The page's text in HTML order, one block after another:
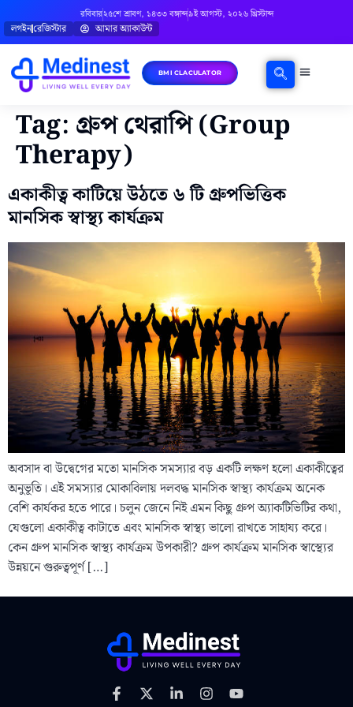
রবিবার২৫শে শ্রাবণ, ১৪৩৩ বঙ্গাব্দ৯ই আগস্ট, ২০২৬ খ্রিস্টাব্দ
লগইনরেজিস্টার আমার অ্যাকাউন্ট
BMI CLACULATOR
Tag: গ্রুপ থেরাপি (Group
Therapy)
একাকীত্ব কাটিয়ে উঠতে ৬ টি গ্রুপভিত্তিক
মানসিক স্বাস্থ্য কার্যক্রম
অবসাদ বা উদ্বেগের মতো মানসিক সমস্যার বড় একটি লক্ষণ হলো একাকীত্বের
অনুভূতি। এই সমস্যার মোকাবিলায় দলবদ্ধ মানসিক স্বাস্থ্য কার্যক্রম অনেক
বেশি কার্যকর হতে পারে। চলুন জেনে নিই এমন কিছু গ্রুপ অ্যাকটিভিটির কথা,
যেগুলো একাকীত্ব কাটাতে এবং মানসিক স্বাস্থ্য ভালো রাখতে সাহায্য করে।
কেন গ্রুপ মানসিক স্বাস্থ্য কার্যক্রম উপকারী? গ্রুপ কার্যক্রম মানসিক স্বাস্থ্যের
উন্নয়নে গুরুত্বপূর্ণ […]